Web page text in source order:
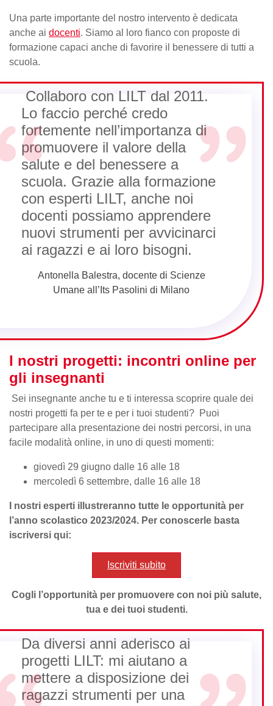
Una parte importante del nostro intervento è dedicata
anche ai docenti. Siamo al loro fianco con proposte di
formazione capaci anche di favorire il benessere di tutti a
scuola.
Collaboro con LILT dal 2011.
Lo faccio perché credo
fortemente nell’importanza di
promuovere il valore della
salute e del benessere a
scuola. Grazie alla formazione
con esperti LILT, anche noi
docenti possiamo apprendere
nuovi strumenti per avvicinarci
ai ragazzi e ai loro bisogni.
Antonella Balestra, docente di Scienze
Umane all’Its Pasolini di Milano
I nostri progetti: incontri online per
gli insegnanti
Sei insegnante anche tu e ti interessa scoprire quale dei
nostri progetti fa per te e per i tuoi studenti? Puoi
partecipare alla presentazione dei nostri percorsi, in una
facile modalità online, in uno di questi momenti:
giovedì 29 giugno dalle 16 alle 18
mercoledì 6 settembre, dalle 16 alle 18
I nostri esperti illustreranno tutte le opportunità per
l’anno scolastico 2023/2024. Per conoscerle basta
iscriversi qui:
Iscriviti subito
Cogli l’opportunità per promuovere con noi più salute,
tua e dei tuoi studenti.
Da diversi anni aderisco ai
progetti LILT: mi aiutano a
mettere a disposizione dei
ragazzi strumenti per una